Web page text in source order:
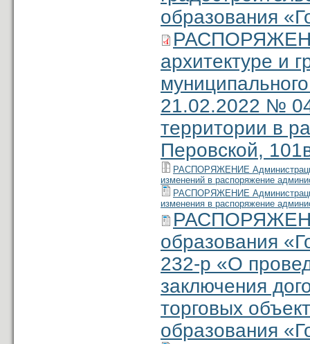
образования
архитектуре и
21.02.2022 №
территории в
Перовской,
РАСПОРЯЖЕНИЕ
изменений в распоряжение
РАСПОРЯЖЕНИЕ
изменения в распоряжение
образования
232-р «О
заключения
торговых
образования